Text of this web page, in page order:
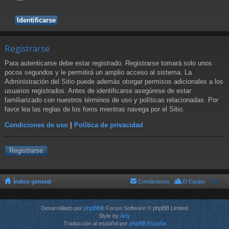
Registrarse
Para autenticarse debe estar registrado. Registrarse tomará solo unos
pocos segundos y le permitirá un amplio acceso al sistema. La
Administración del Sitio puede además otorgar permisos adicionales a los
usuarios registrados. Antes de identificarse asegúrese de estar
familiarizado con nuestros términos de uso y políticas relacionadas. Por
favor lea las reglas de los foros mientras navega por el Sitio.
Condiciones de uso | Política de privacidad
Registrarse
Índice general El Equipo
Contáctenos
Desarrollado por phpBB® Forum Software © phpBB Limited
Style by Arty
Traducción al español por phpBB España